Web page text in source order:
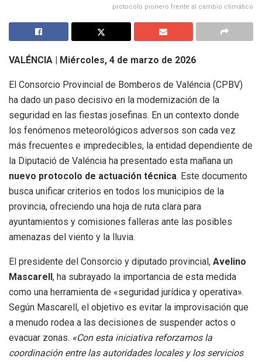
protocolo pionero frente al cambio climático
VALÉNCIA | Miércoles, 4 de marzo de 2026
El Consorcio Provincial de Bomberos de Valéncia (CPBV)
ha dado un paso decisivo en la modernización de la
seguridad en las fiestas josefinas. En un contexto donde
los fenómenos meteorológicos adversos son cada vez
más frecuentes e impredecibles, la entidad dependiente de
la Diputació de Valéncia ha presentado esta mañana un
nuevo protocolo de actuación técnica. Este documento
busca unificar criterios en todos los municipios de la
provincia, ofreciendo una hoja de ruta clara para
ayuntamientos y comisiones falleras ante las posibles
amenazas del viento y la lluvia.
El presidente del Consorcio y diputado provincial, Avelino
Mascarell, ha subrayado la importancia de esta medida
como una herramienta de «seguridad jurídica y operativa».
Según Mascarell, el objetivo es evitar la improvisación que
a menudo rodea a las decisiones de suspender actos o
evacuar zonas. «Con esta iniciativa reforzamos la
coordinación entre las autoridades locales y los servicios